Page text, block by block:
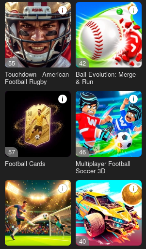
55
Touchdown - American
Football Rugby
42
Ball Evolution: Merge
& Run
57
Football Cards
46
Multiplayer Football
Soccer 3D
40